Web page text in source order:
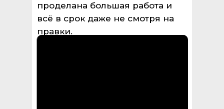
проделана большая работа и
всё в срок даже не смотря на
правки.